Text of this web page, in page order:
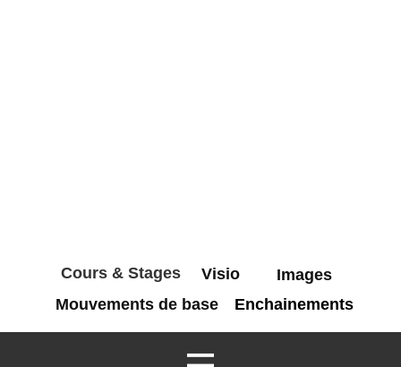
Images
Enchainements
Visio
Mouvements de base
Cours & Stages